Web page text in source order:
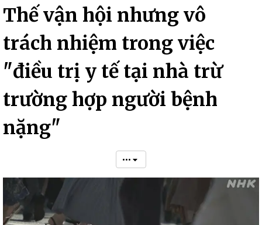
Thế vận hội nhưng vô
trách nhiệm trong việc
"điều trị y tế tại nhà trừ
trường hợp người bệnh
nặng"
•••